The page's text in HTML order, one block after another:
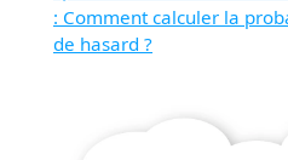
: Comment calculer la
de hasard ?